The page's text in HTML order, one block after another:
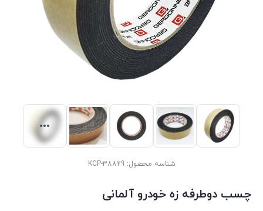
شناسه محصول: KCP-38829
چسب دوطرفه زه خودرو آلمانی